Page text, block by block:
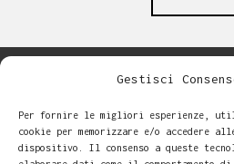
Gestisci
Per fornire le migliori esperienze,
cookie per memorizzare e/o accedere
dispositivo. Il consenso a queste